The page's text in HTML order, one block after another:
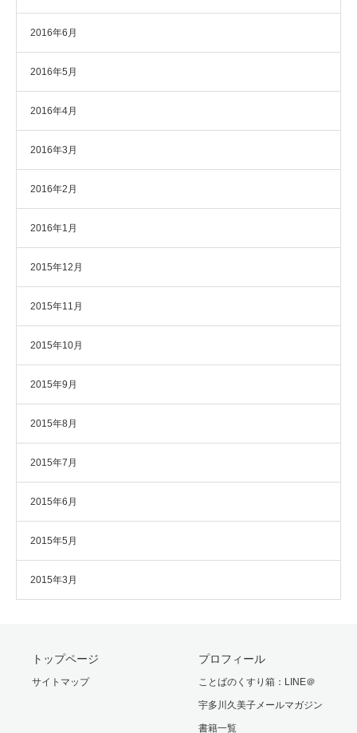
2016年6月
2016年5月
2016年4月
2016年3月
2016年2月
2016年1月
2015年12月
2015年11月
2015年10月
2015年9月
2015年8月
2015年7月
2015年6月
2015年5月
2015年3月
トップページ
サイトマップ
プロフィール
ことばのくすり箱：LINE＠
宇多川久美子メールマガジン
書籍一覧